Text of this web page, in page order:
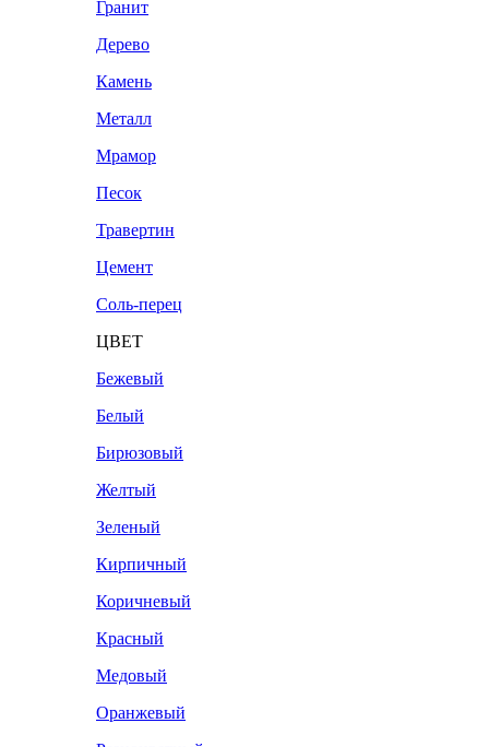
Гранит
Дерево
Камень
Металл
Мрамор
Песок
Травертин
Цемент
Соль-перец
ЦВЕТ
Бежевый
Белый
Бирюзовый
Желтый
Зеленый
Кирпичный
Коричневый
Красный
Медовый
Оранжевый